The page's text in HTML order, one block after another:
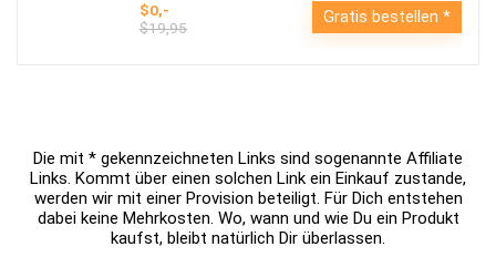
$0,-
$19,95
Gratis bestellen
Die mit * gekennzeichneten Links sind sogenannte Affiliate
Links. Kommt über einen solchen Link ein Einkauf zustande,
werden wir mit einer Provision beteiligt. Für Dich entstehen
dabei keine Mehrkosten. Wo, wann und wie Du ein Produkt
kaufst, bleibt natürlich Dir überlassen.